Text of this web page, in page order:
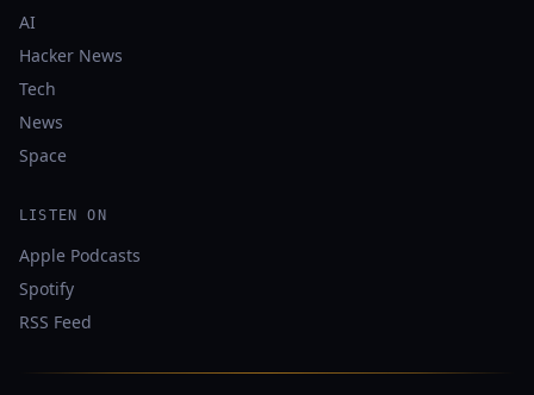
AI
Hacker News
Tech
News
Space
LISTEN ON
Apple Podcasts
Spotify
RSS Feed